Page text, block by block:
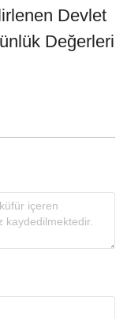
Devlet
Değerleri